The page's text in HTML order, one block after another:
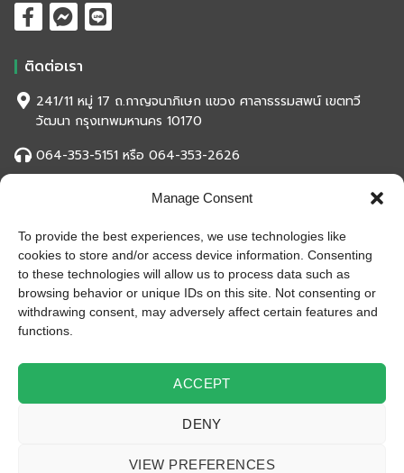
Manage Consent
To provide the best experiences, we use technologies like
cookies to store and/or access device information. Consenting
to these technologies will allow us to process data such as
browsing behavior or unique IDs on this site. Not consenting or
withdrawing consent, may adversely affect certain features and
functions.
ACCEPT
DENY
VIEW PREFERENCES
ติดต่อเรา
241/11 หมู่ 17 ถ.กาญจนาภิเษก แขวง ศาลาธรรมสพน์ เขตทวี
วัฒนา กรุงเทพมหานคร 10170
064-353-5151 หรือ 064-353-2626
eksuwanased2001@gmail.com
สถิติของเว็บไซต์
หน้าที่เข้าชม
993,817 ครั้ง
ผู้ชมทั้งหมด
993,817 ครั้ง
เปิดบริษัท
10 ก.ค. 2527
เปิดร้านออนไลน์
© 2019 EksuwanKased(2001) All Rights Reserved